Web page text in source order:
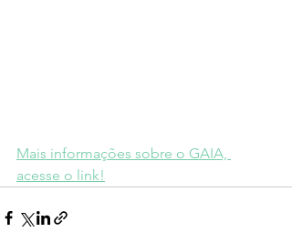
Mais informações sobre o GAIA,
acesse o link!